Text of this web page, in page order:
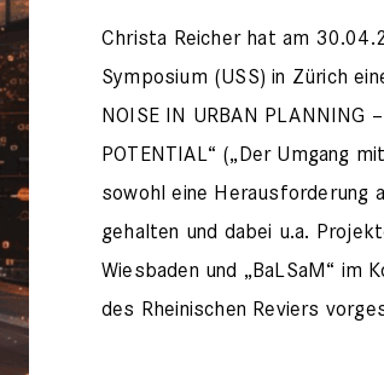
Christa Reicher hat am
Symposium (USS) in Zürich
NOISE IN URBAN PLANNING
POTENTIAL“ („Der Umgang
sowohl eine Herausforderung
gehalten und dabei u.a.
Wiesbaden und „BaLSaM“ im
des Rheinischen Reviers